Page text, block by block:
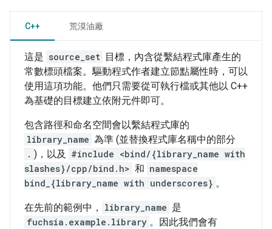
C++ 荒漠油廠
這是 source_set 目標，內含從繫結程式庫產生的
常數標頭檔案。驅動程式作者建立節點屬性時，可以
使用這項功能。他們只需要從可執行檔或其他以 C++
為基礎的目標建立依附元件即可。
包含路徑和命名空間會以繫結程式庫的
library_name 為準 (並替換程式庫名稱中的部分
. )，以及
#include <bind/{library_name with
slashes}/cpp/bind.h> 和 namespace
bind_{library_name with underscores} 。
在先前的範例中， library_name 是
fuchsia.example.library 。因此我們會有